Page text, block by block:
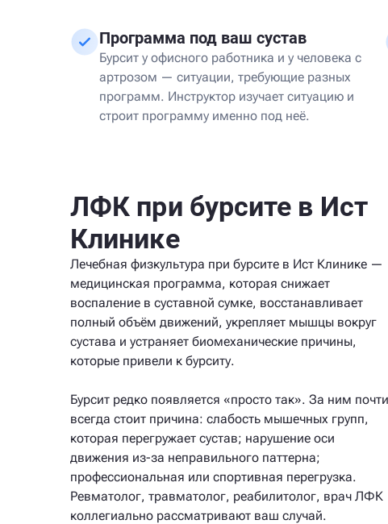
Программа под ваш сустав
Бурсит у офисного работника и у человека с
артрозом — ситуации, требующие разных
программ. Инструктор изучает ситуацию и
строит программу именно под неё.
ЛФК при бурсите в Ист
Клинике
Лечебная физкультура при бурсите в Ист Клинике —
медицинская программа, которая снижает
воспаление в суставной сумке, восстанавливает
полный объём движений, укрепляет мышцы вокруг
сустава и устраняет биомеханические причины,
которые привели к бурситу.
Бурсит редко появляется «просто так». За ним почти
всегда стоит причина: слабость мышечных групп,
которая перегружает сустав; нарушение оси
движения из-за неправильного паттерна;
профессиональная или спортивная перегрузка.
Ревматолог, травматолог, реабилитолог, врач ЛФК
коллегиально рассматривают ваш случай.